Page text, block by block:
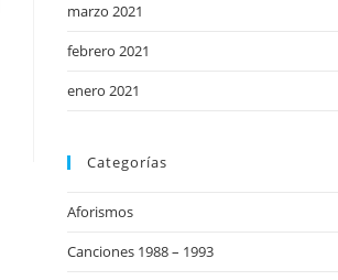
marzo 2021
febrero 2021
enero 2021
Categorías
Aforismos
Canciones 1988 – 1993